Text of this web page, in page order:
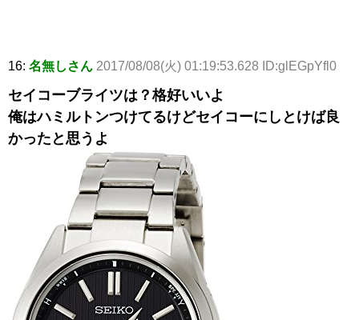
16: 名無しさん 2017/08/08(火) 01:19:53.628 ID:glEGpYfl0
セイコーブライツは？格好いいよ
俺はハミルトンつけてるけどセイコーにしとけば良
かったと思うよ